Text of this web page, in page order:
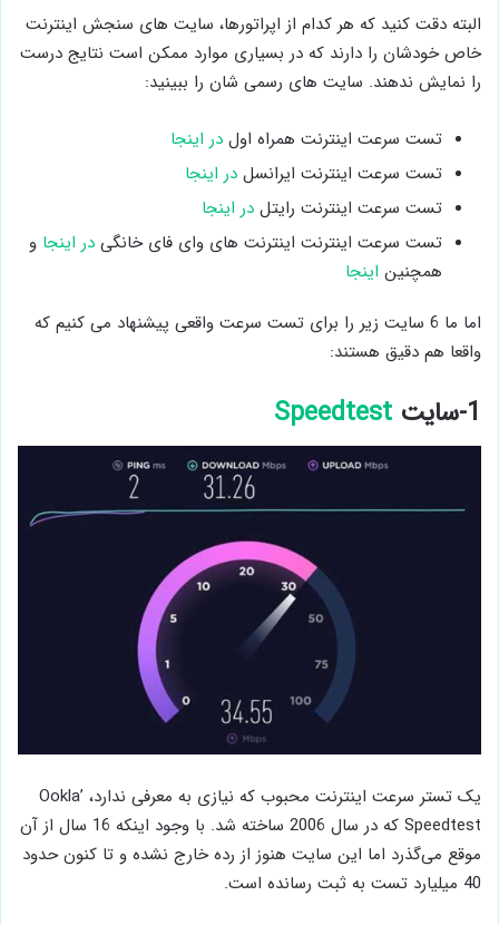
البته دقت کنید که هر کدام از اپراتورها، سایت های سنجش اینترنت
خاص خودشان را دارند که در بسیاری موارد ممکن است نتایج درست
را نمایش ندهند. سایت های رسمی شان را ببینید:
تست سرعت اینترنت همراه اول در اینجا
تست سرعت اینترنت ایرانسل در اینجا
تست سرعت اینترنت رایتل در اینجا
تست سرعت اینترنت اینترنت های وای فای خانگی در اینجا و
همچنین اینجا
اما ما 6 سایت زیر را برای تست سرعت واقعی پیشنهاد می کنیم که
واقعا هم دقیق هستند:
1-سایت Speedtest
یک تستر سرعت اینترنت محبوب که نیازی به معرفی ندارد، Ookla’
Speedtest که در سال 2006 ساخته شد. با وجود اینکه 16 سال از آن
موقع می‌گذرد اما این سایت هنوز از رده خارج نشده‌ و تا کنون حدود
40 میلیارد تست به ثبت رسانده است.